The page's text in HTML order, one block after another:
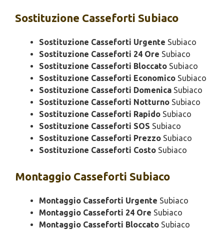
Sostituzione Casseforti Subiaco
Sostituzione Casseforti Urgente Subiaco
Sostituzione Casseforti 24 Ore Subiaco
Sostituzione Casseforti Bloccato Subiaco
Sostituzione Casseforti Economico Subiaco
Sostituzione Casseforti Domenica Subiaco
Sostituzione Casseforti Notturno Subiaco
Sostituzione Casseforti Rapido Subiaco
Sostituzione Casseforti SOS Subiaco
Sostituzione Casseforti Prezzo Subiaco
Sostituzione Casseforti Costo Subiaco
Montaggio Casseforti Subiaco
Montaggio Casseforti Urgente Subiaco
Montaggio Casseforti 24 Ore Subiaco
Montaggio Casseforti Bloccato Subiaco